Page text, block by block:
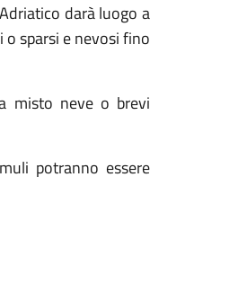
darà luogo a
sparsi e nevosi fino
misto neve o brevi
potranno essere